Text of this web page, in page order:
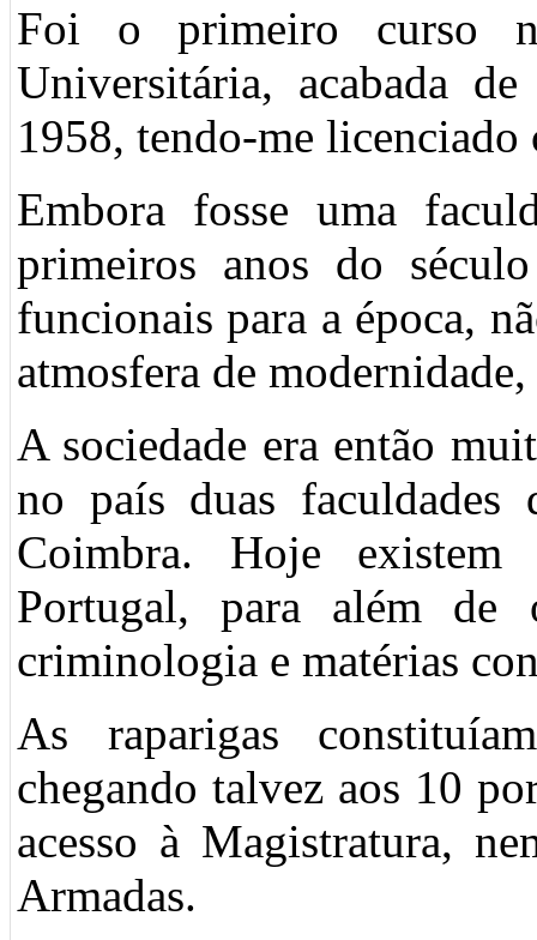
Foi o primeiro curso
Universitária, acabada
1958, tendo-me
Embora fosse uma
primeiros anos do
funcionais para a época,
atmosfera de
A sociedade era então
no país duas
Coimbra. Hoje
Portugal, para além de
criminologia e matérias
As raparigas
chegando talvez aos 10
acesso à Magistratura,
Armadas.